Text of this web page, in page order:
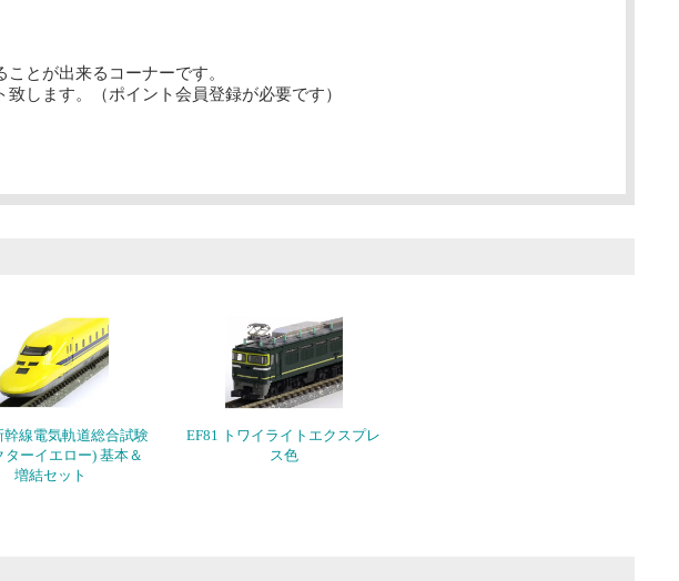
とが出来るコーナーです。
します。（ポイント会員登録が必要です）
幹線電気軌道総合試験
ターイエロー) 基本＆
増結セット
EF81 トワイライトエクスプレ
ス色